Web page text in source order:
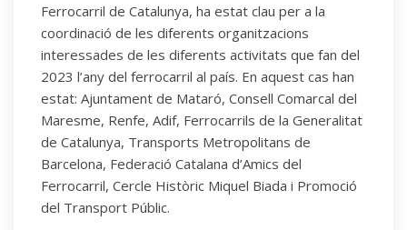
Ferrocarril de Catalunya, ha estat clau per a la
coordinació de les diferents organitzacions
interessades de les diferents activitats que fan del
2023 l’any del ferrocarril al país. En aquest cas han
estat: Ajuntament de Mataró, Consell Comarcal del
Maresme, Renfe, Adif, Ferrocarrils de la Generalitat
de Catalunya, Transports Metropolitans de
Barcelona, Federació Catalana d’Amics del
Ferrocarril, Cercle Històric Miquel Biada i Promoció
del Transport Públic.